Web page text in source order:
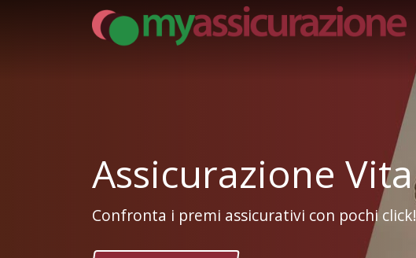
Assicurazione Vita
Confronta i premi assicurativi con pochi click!